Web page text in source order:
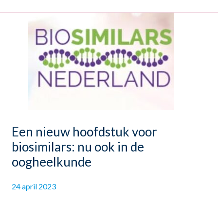
Een nieuw hoofdstuk voor
biosimilars: nu ook in de
oogheelkunde
24 april 2023